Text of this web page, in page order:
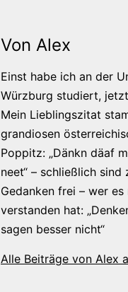
Von Alex
Einst habe ich an der
Würzburg studiert,
Mein Lieblingszitat
grandiosen
Poppitz: „Dänkn däaf
neet“ – schließlich sind
Gedanken frei – wer es
verstanden hat:
sagen besser nicht“
Alle Beiträge von Alex